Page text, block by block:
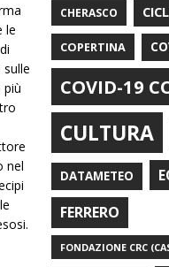
le
più
nel
CHERASCO
COPERTINA
COVID-19
CULTURA
DATAMETEO
FERRERO
FONDAZIONE CRC